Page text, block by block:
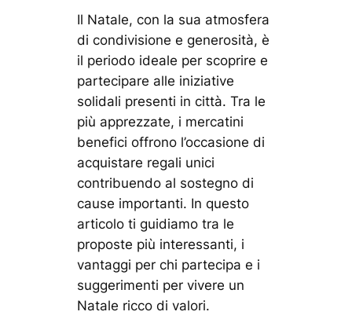
Il Natale, con la sua atmosfera
di condivisione e generosità, è
il periodo ideale per scoprire e
partecipare alle iniziative
solidali presenti in città. Tra le
più apprezzate, i mercatini
benefici offrono l’occasione di
acquistare regali unici
contribuendo al sostegno di
cause importanti. In questo
articolo ti guidiamo tra le
proposte più interessanti, i
vantaggi per chi partecipa e i
suggerimenti per vivere un
Natale ricco di valori.